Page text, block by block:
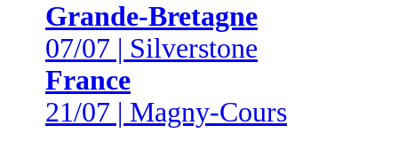
Grande-Bretagne
07/07 | Silverstone
France
21/07 | Magny-Cours